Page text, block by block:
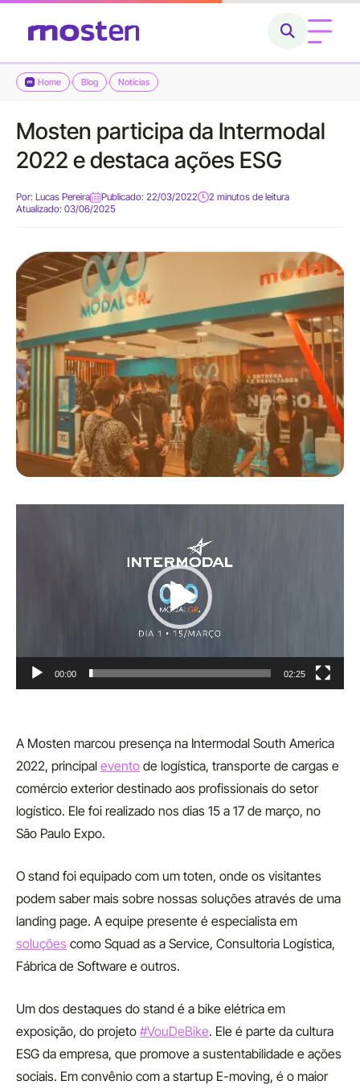
Conheça a Mosten
Carreiras
Home › Blog › Notícias
Mosten participa da Intermodal
2022 e destaca ações ESG
Por: Lucas Pereira Publicado: 22/03/2022
2 minutos de leitura
Atualizado: 03/06/2025
00:00 02:25
A Mosten marcou presença na Intermodal South America
2022, principal evento de logística, transporte de cargas e
comércio exterior destinado aos profissionais do setor
logístico. Ele foi realizado nos dias 15 a 17 de março, no
São Paulo Expo.
O stand foi equipado com um toten, onde os visitantes
podem saber mais sobre nossas soluções através de uma
landing page. A equipe presente é especialista em
soluções como Squad as a Service, Consultoria Logística,
Fábrica de Software e outros.
Um dos destaques do stand é a bike elétrica em
exposição, do projeto #VouDeBike. Ele é parte da cultura
ESG da empresa, que promove a sustentabilidade e ações
sociais. Em convênio com a startup E-moving, é o maior